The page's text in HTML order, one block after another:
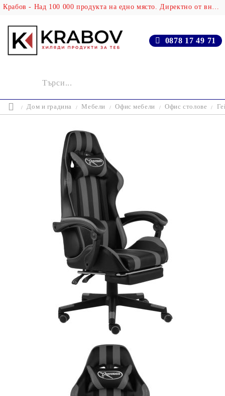
Крабов - Над 100 000 продукта на едно място. Директно от вносителя!
0878 17 49 71
Дом и градина Мебели Офис мебели Офис столове